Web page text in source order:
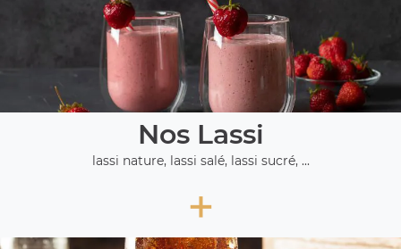
Nos Lassi
lassi nature, lassi salé, lassi sucré, ...
+